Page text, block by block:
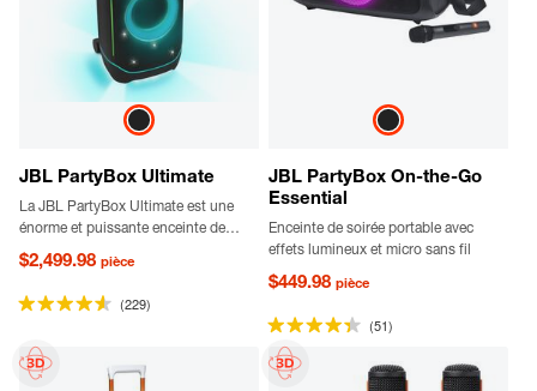
JBL PartyBox Ultimate
La JBL PartyBox Ultimate est une
énorme et puissante enceinte de
soirée, avec un son JBL Pro de
qualité supérieure et un jeu de
lumière dynamique. Elle résiste aux
éclaboussures et possède des roues
$2,499.98 pièce
(229)
JBL PartyBox On-the-Go
Essential
Enceinte de soirée portable avec
effets lumineux et micro sans fil
$449.98 pièce
(51)